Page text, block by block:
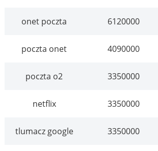
onet poczta 6120000
poczta onet 4090000
poczta o2 3350000
netflix 3350000
tlumacz google 3350000